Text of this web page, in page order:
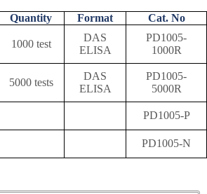
Quantity Format
Cat. No
1000 test
DAS
ELISA
PD1005-
1000R
5000 tests
DAS
ELISA
PD1005-
5000R
PD1005-P
PD1005-N